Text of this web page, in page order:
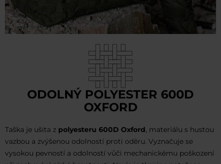
ODOLNÝ POLYESTER 600D
OXFORD
Taška je ušita z polyesteru 600D Oxford, materiálu s hustou
vazbou a zvýšenou odolností proti oděru. Vyznačuje se
vysokou pevností a odolností vůči mechanickému poškození